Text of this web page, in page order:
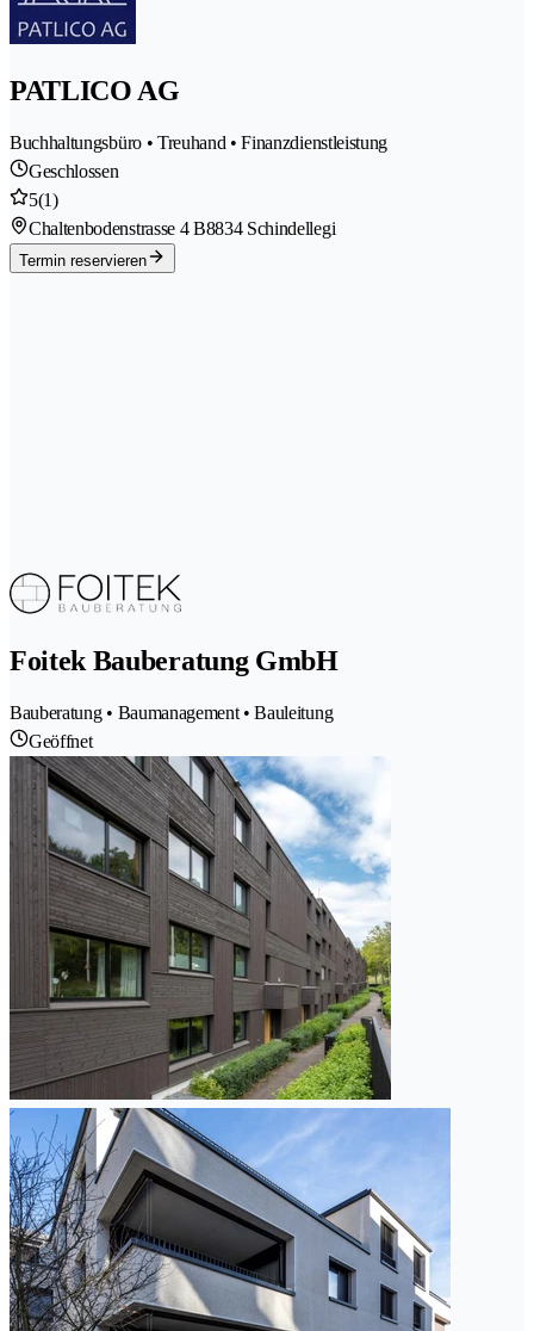
PATLICO AG
Buchhaltungsbüro • Treuhand • Finanzdienstleistung
Geschlossen
5(1)
Chaltenbodenstrasse 4 B8834 Schindellegi
Termin reservieren
Foitek Bauberatung GmbH
Bauberatung • Baumanagement • Bauleitung
Geöffnet